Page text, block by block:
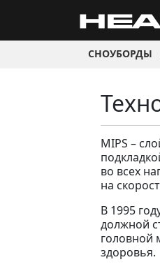
СНОУБОРДЫ
MIPS –
во всех
на
В 1995
должной
головной
здоровья.